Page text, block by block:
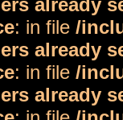
already
: in file /
already
: in file /
already